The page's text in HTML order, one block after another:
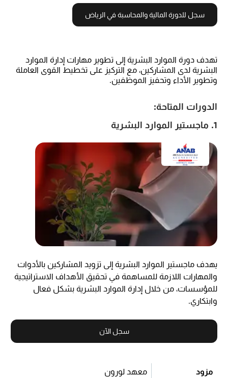
سجل للدورة المالية والمحاسبة في الرياض
تهدف دورة الموارد البشرية إلى تطوير مهارات إدارة الموارد
البشرية لدى المشاركين، مع التركيز على تخطيط القوى العاملة
وتطوير الأداء وتحفيز الموظفين.
الدورات المتاحة:
1. ماجستير الموارد البشرية
يهدف ماجستير الموارد البشرية إلى تزويد المشاركين بالأدوات
والمهارات اللازمة للمساهمة في تحقيق الأهداف الاستراتيجية
للمؤسسات، من خلال إدارة الموارد البشرية بشكل فعال
وابتكاري.
سجل الآن
مزود
معهد لورون